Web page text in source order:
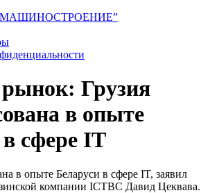
МАШИНОСТРОЕНИЕ”
Грузия
в опыте
сфере IT
в опыте Беларуси в сфере IT, заявил
компании ICTBC Давид Цеквава.